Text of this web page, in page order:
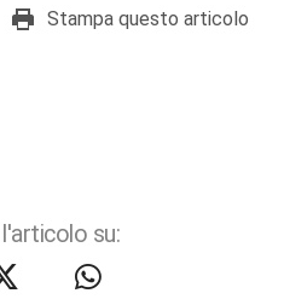
Stampa questo articolo
su: